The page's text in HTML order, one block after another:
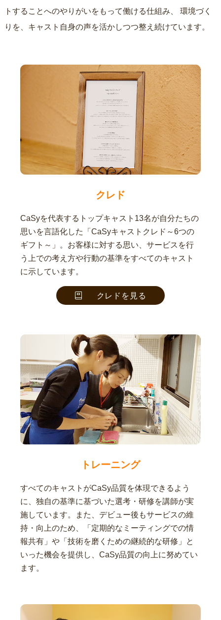
トすることへのやりがいをもって働ける仕組み、
りを、キャスト自身の声を活かしつつ整え続けています。
クレド
CaSyを代表するトップキャスト13名が自分たちの
思いを言語化した「CaSyキャストクレド～6つの
ギフト～」。お客様に対する思い、サービスを行
う上での考え方や行動の基準をすべてのキャスト
に示しています。
クレドを見る
トレーニング
すべてのキャストがCaSy品質を体現できるよう
に、独自の基準に基づいた選考・研修を講師が実
施しています。また、デビュー後もサービスの維
持・向上のため、「定期的なミーティングでの情
報共有」や「技術を磨くための継続的な研修」と
いった機会を提供し、CaSy品質の向上に努めてい
ます。